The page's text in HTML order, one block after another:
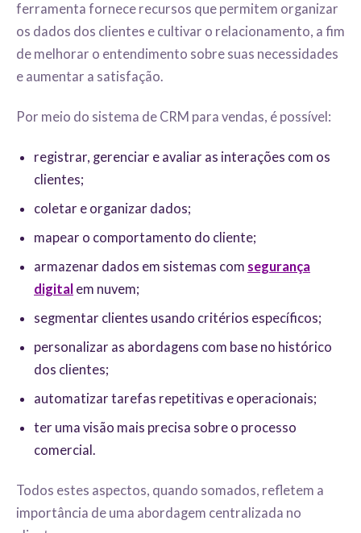
ferramenta fornece recursos que permitem organizar
os dados dos clientes e cultivar o relacionamento, a fim
de melhorar o entendimento sobre suas necessidades
e aumentar a satisfação.
Por meio do sistema de CRM para vendas, é possível:
registrar, gerenciar e avaliar as interações com os
clientes;
coletar e organizar dados;
mapear o comportamento do cliente;
armazenar dados em sistemas com segurança
digital em nuvem;
segmentar clientes usando critérios específicos;
personalizar as abordagens com base no histórico
dos clientes;
automatizar tarefas repetitivas e operacionais;
ter uma visão mais precisa sobre o processo
comercial.
Todos estes aspectos, quando somados, refletem a
importância de uma abordagem centralizada no